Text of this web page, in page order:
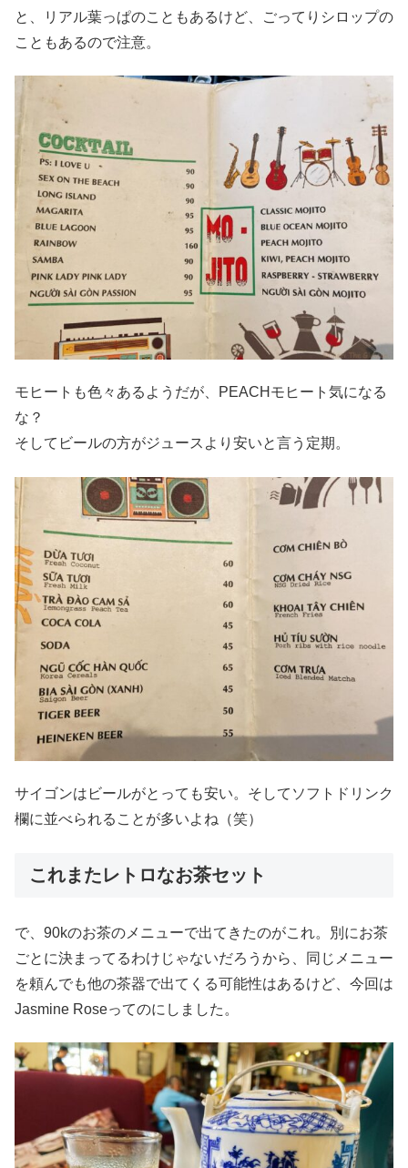
と、リアル葉っぱのこともあるけど、ごってりシロップの
こともあるので注意。
モヒートも色々あるようだが、PEACHモヒート気になる
な？
そしてビールの方がジュースより安いと言う定期。
サイゴンはビールがとっても安い。そしてソフトドリンク
欄に並べられることが多いよね（笑）
これまたレトロなお茶セット
で、90kのお茶のメニューで出てきたのがこれ。別にお茶
ごとに決まってるわけじゃないだろうから、同じメニュー
を頼んでも他の茶器で出てくる可能性はあるけど、今回は
Jasmine Roseってのにしました。